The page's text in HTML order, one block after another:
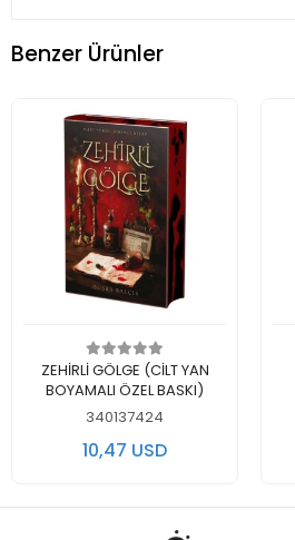
Benzer Ürünler
اضف الى سلة التسوق
ZEHİRLİ GÖLGE (CİLT YAN
BOYAMALI ÖZEL BASKI)
340137424
10,47 USD